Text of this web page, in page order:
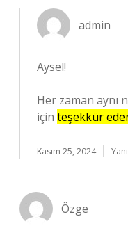
admin
Aysel!
Her zaman aynı
için teşekkür
Kasım 25, 2024
Özge